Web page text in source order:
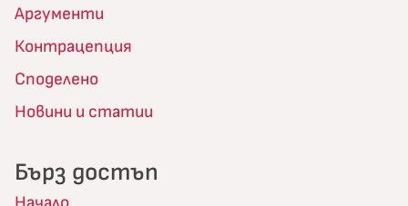
Аргументи
Контрацепция
Споделено
Новини и статии
Бърз достъп